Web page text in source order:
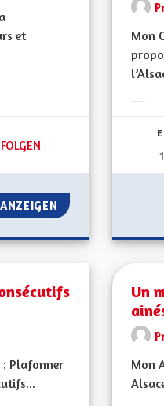
et
49 FOLLOWER
FOLGEN
TRAVAILLER SUR NOTRE
TRAVAILLER SUR
Mon
Plafonner
Un
Mon